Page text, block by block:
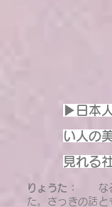
▶日本
い人の
見れる
りょうた：
な
た。さっきの話と